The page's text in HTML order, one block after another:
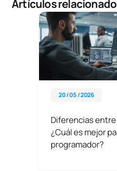
Artículos
20 / 05 / 2026
Diferencias entre
¿Cuál es mejor
programador?